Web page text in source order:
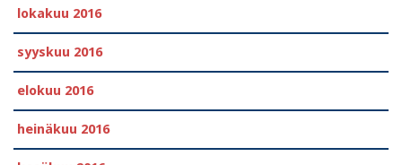
lokakuu 2016
syyskuu 2016
elokuu 2016
heinäkuu 2016